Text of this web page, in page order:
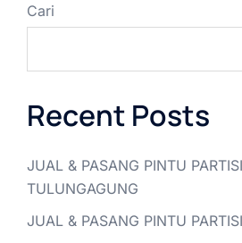
Cari
Recent Posts
JUAL & PASANG PINTU
TULUNGAGUNG
JUAL & PASANG PINTU